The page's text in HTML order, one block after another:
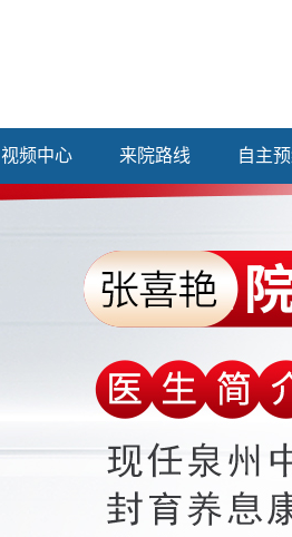
视频中心 来院路线 自主